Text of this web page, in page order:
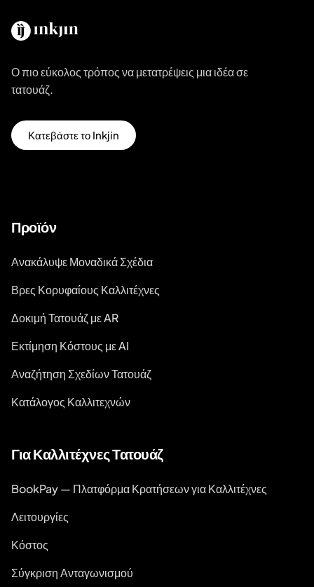
Ο πιο εύκολος τρόπος να μετατρέψεις μια ιδέα σε
τατουάζ.
Κατεβάστε το Inkjin
Προϊόν
Ανακάλυψε Μοναδικά Σχέδια
Βρες Κορυφαίους Καλλιτέχνες
Δοκιμή Τατουάζ με AR
Εκτίμηση Κόστους με AI
Αναζήτηση Σχεδίων Τατουάζ
Κατάλογος Καλλιτεχνών
Για Καλλιτέχνες Τατουάζ
BookPay — Πλατφόρμα Κρατήσεων για Καλλιτέχνες
Λειτουργίες
Κόστος
Σύγκριση Ανταγωνισμού